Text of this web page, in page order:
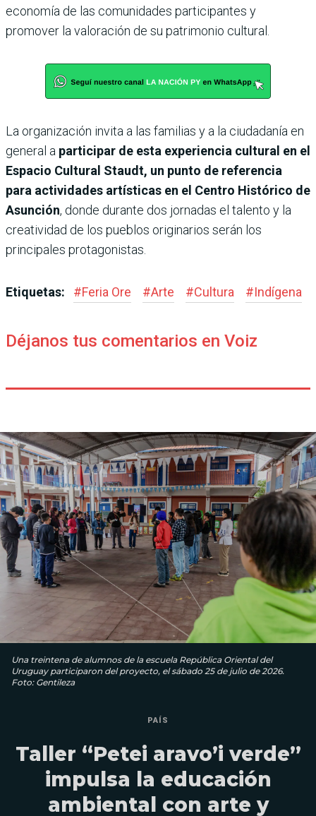
economía de las comunidades participantes y
promover la valoración de su patrimonio cultural.
La organización invita a las familias y a la ciudadanía en
general a participar de esta experiencia cultural en el
Espacio Cultural Staudt, un punto de referencia
para actividades artísticas en el Centro Histórico de
Asunción, donde durante dos jornadas el talento y la
creatividad de los pueblos originarios serán los
principales protagonistas.
Etiquetas: #Feria Ore #Arte #Cultura #Indígena
Déjanos tus comentarios en Voiz
Una treintena de alumnos de la escuela República Oriental del
Uruguay participaron del proyecto, el sábado 25 de julio de 2026.
Foto: Gentileza
PAÍS
Taller “Petei aravo’i verde”
impulsa la educación
ambiental con arte y